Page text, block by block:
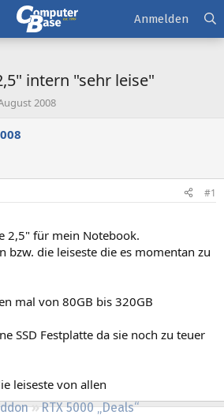
RTX 5000 „Deals“
Anmelden
intern "sehr leise"
2008
#1
2,5" für mein Notebook.
bzw. die leiseste die es momentan zu
mal von 80GB bis 320GB
SSD Festplatte da sie noch zu teuer
leiseste von allen